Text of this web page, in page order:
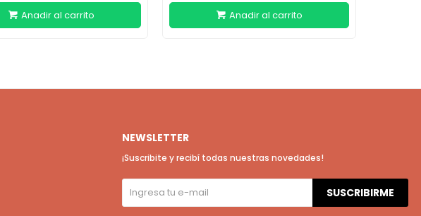
NEWSLETTER
¡Suscribite y recibí todas nuestras novedades!
SUSCRIBIRME